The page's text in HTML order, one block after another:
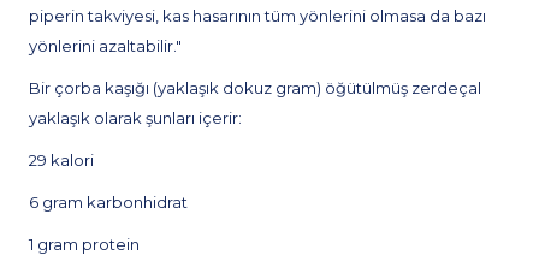
piperin takviyesi, kas hasarının tüm yönlerini olmasa da bazı
yönlerini azaltabilir."
Bir çorba kaşığı (yaklaşık dokuz gram) öğütülmüş zerdeçal
yaklaşık olarak şunları içerir:
29 kalori
6 gram karbonhidrat
1 gram protein